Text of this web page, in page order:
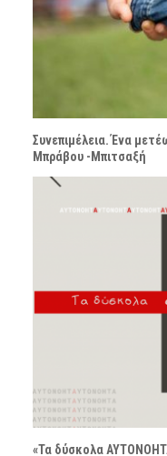
Συνεπιμέλεια. Ένα
Μπράβου -Μπιτσαξή
«Τα δύσκολα